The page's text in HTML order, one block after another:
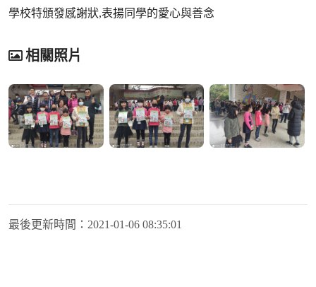
學校特頒發感謝狀,表揚同學的愛心與善念
相關照片
最後更新時間： 2021-01-06 08:35:01